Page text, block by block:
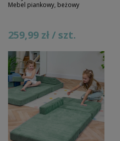
Mebel piankowy, beżowy
259,99 zł / szt.